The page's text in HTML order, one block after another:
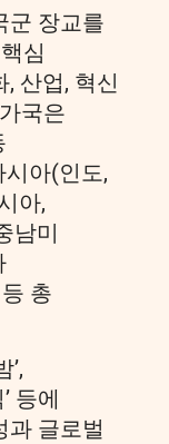
군 장교를
심
산업, 혁신
국은
아(인도,
아,
남미
총
’,
등에
과 글로벌